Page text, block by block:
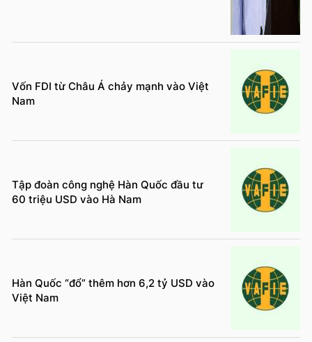
Vốn FDI từ Châu Á chảy mạnh vào Việt
Nam
Tập đoàn công nghệ Hàn Quốc đầu tư
60 triệu USD vào Hà Nam
Hàn Quốc “đổ” thêm hơn 6,2 tỷ USD vào
Việt Nam